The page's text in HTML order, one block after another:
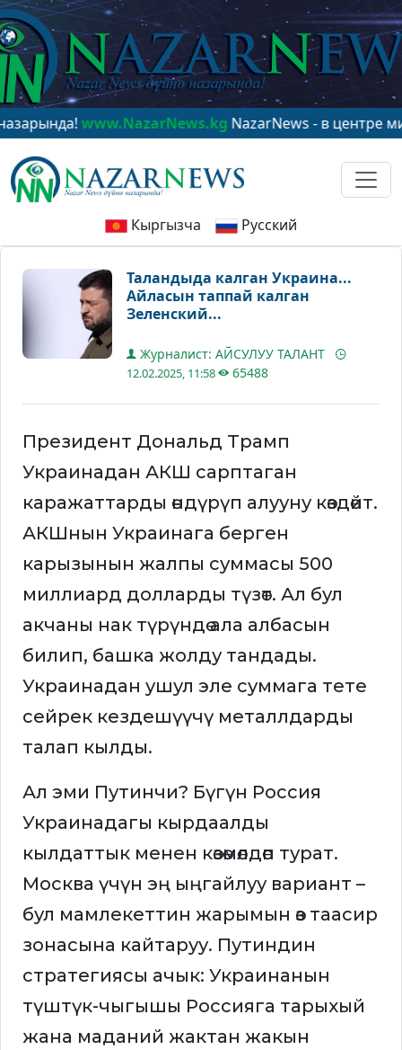
www.NazarNews.kgNazarNews - в центре
Кыргызча Русский
Таландыда калган Украина...
Айласын таппай калган
Зеленский...
Журналист: АЙСУЛУУ ТАЛАНТ
12.02.2025, 11:58 65488
Президент Дональд Трамп
Украинадан АКШ сарптаган
каражаттарды өндүрүп алууну көздөйт.
АКШнын Украинага берген
карызынын жалпы суммасы 500
миллиард долларды түзөт. Ал бул
акчаны нак түрүндө ала албасын
билип, башка жолду тандады.
Украинадан ушул эле суммага тете
сейрек кездешүүчү металлдарды
талап кылды.
Ал эми Путинчи? Бүгүн Россия
Украинадагы кырдаалды
кылдаттык менен көзөмөлдөп турат.
Москва үчүн эң ыңгайлуу вариант –
бул мамлекеттин жарымын өз таасир
зонасына кайтаруу. Путиндин
стратегиясы ачык: Украинанын
түштүк-чыгышы Россияга тарыхый
жана маданий жактан жакын